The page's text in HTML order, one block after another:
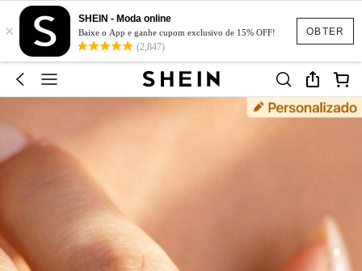
OBTER
×
SHEIN - Moda online
Baixe o App e ganhe cupom exclusivo de 15% OFF!
(2,847)